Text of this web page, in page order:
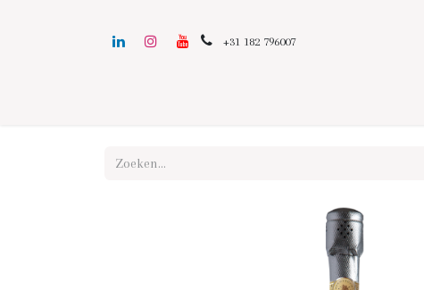
+31 182 796007